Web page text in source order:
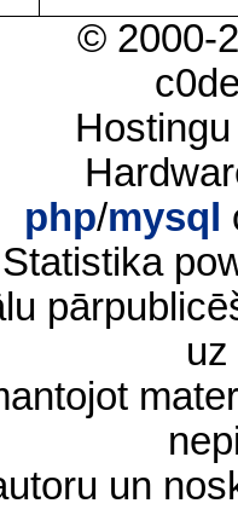
© 2000-
php/mysql
Statistika
un